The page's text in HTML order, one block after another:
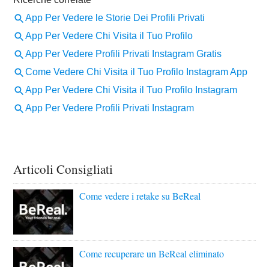
Articoli Consigliati
Come vedere i retake su BeReal
Come recuperare un BeReal eliminato